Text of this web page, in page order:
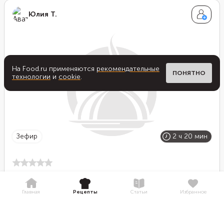
рецепте в качестве добавки яблоки и сахарная пудра.
Юлия Т.
зефир 2 ч 20 мин
Зефир «Простая вишенка»
Простой рецепт сладости из минимального
На Food.ru применяются рекомендательные
технологии и cookie. ПОНЯТНО
Главная Рецепты Статьи Избранное